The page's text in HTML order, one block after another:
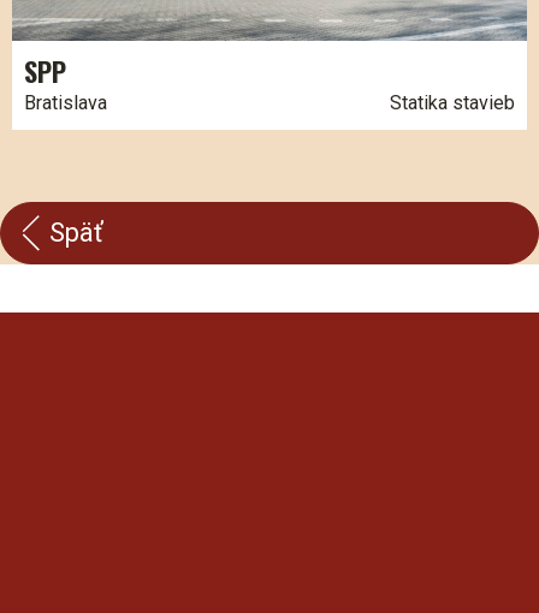
SPP
Bratislava Statika stavieb
Späť